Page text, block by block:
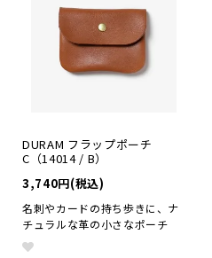
DURAM フラップポーチ
C（14014 / B）
3,740円(税込)
名刺やカードの持ち歩きに、ナ
チュラルな革の小さなポーチ